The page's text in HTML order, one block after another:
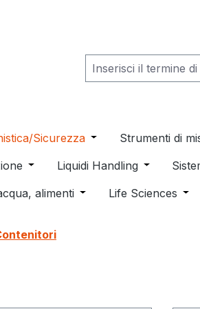
dropdown menu from the category
Sicurezza Open or close the
Strumenti di
menu from the category
Open or close the dropdown
Liquidi Handling Open or
from the category Pulizia e
alimenti Open or close the
Life Sciences